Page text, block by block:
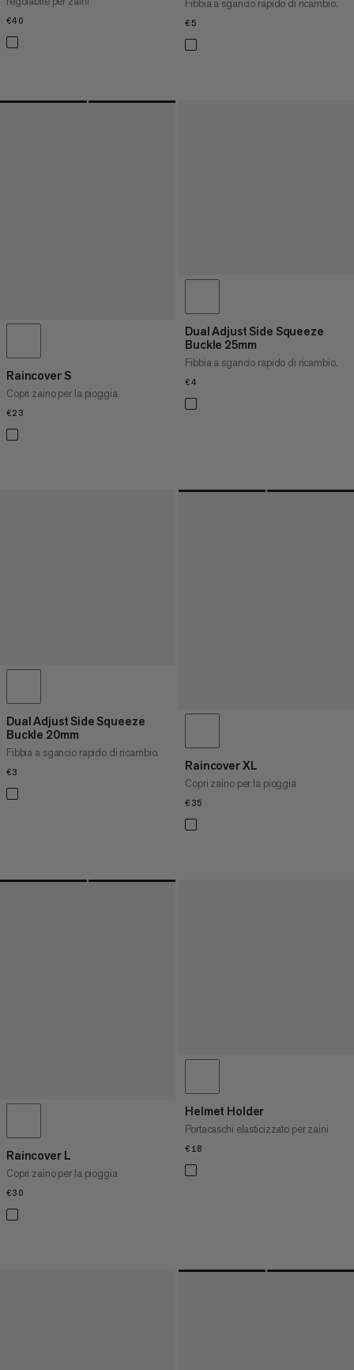
€40
Fibbia a sgancio rapido di ricambio.
€5
Raincover S
Copri zaino per la pioggia
€23
Dual Adjust Side Squeeze
Buckle 25mm
Fibbia a sgancio rapido di ricambio.
€4
Dual Adjust Side Squeeze
Buckle 20mm
Fibbia a sgancio rapido di ricambio.
€3
Raincover XL
Copri zaino per la pioggia
€35
Raincover L
Copri zaino per la pioggia
€30
Helmet Holder
Portacaschi elasticizzato per zaini
€18